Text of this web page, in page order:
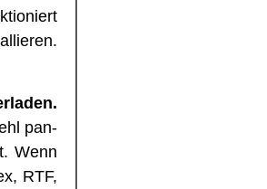
pan­
Wenn
RTF,